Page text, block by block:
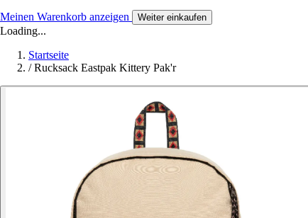
Meinen Warenkorb anzeigen Weiter einkaufen
Loading...
Startseite
/ Rucksack Eastpak Kittery Pak'r